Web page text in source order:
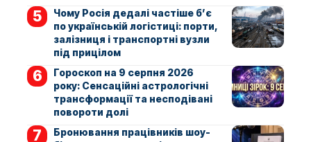
Чому Росія дедалі частіше б’є
по українській логістиці: порти,
залізниця і транспортні вузли
під прицілом
Гороскоп на 9 серпня 2026
року: Сенсаційні астрологічні
трансформації та несподівані
повороти долі
Бронювання працівників шоу-